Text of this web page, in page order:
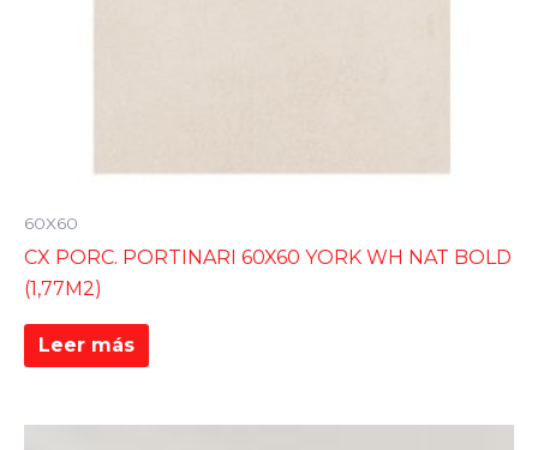
60X60
CX PORC. PORTINARI 60X60 YORK WH NAT BOLD
(1,77M2)
Leer más